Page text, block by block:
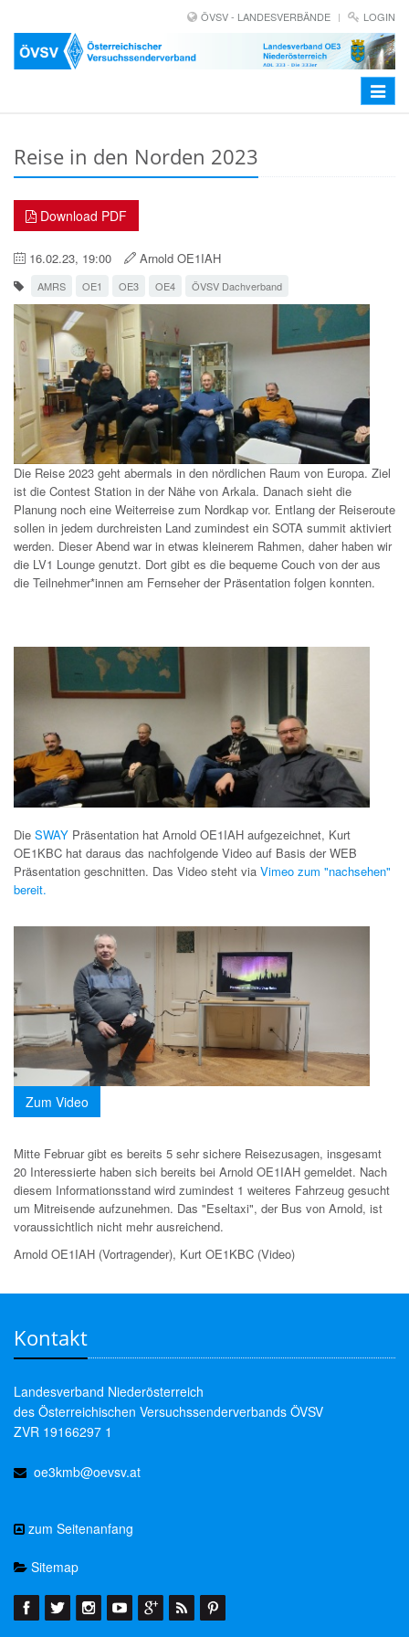
ÖVSV - LANDESVERBÄNDE LOGIN
Toggle
Reise in den Norden 2023
Download PDF
16.02.23, 19:00 Arnold OE1IAH
AMRS OE1 OE3 OE4 ÖVSV Dachverband
Die Reise 2023 geht abermals in den nördlichen Raum von Europa. Ziel
ist die Contest Station in der Nähe von Arkala. Danach sieht die
Planung noch eine Weiterreise zum Nordkap vor. Entlang der Reiseroute
sollen in jedem durchreisten Land zumindest ein SOTA summit aktiviert
werden. Dieser Abend war in etwas kleinerem Rahmen, daher haben wir
die LV1 Lounge genutzt. Dort gibt es die bequeme Couch von der aus
die Teilnehmer*innen am Fernseher der Präsentation folgen konnten.
Die SWAY Präsentation hat Arnold OE1IAH aufgezeichnet, Kurt
OE1KBC hat daraus das nachfolgende Video auf Basis der WEB
Präsentation geschnitten. Das Video steht via Vimeo zum "nachsehen"
bereit.
Zum Video
Mitte Februar gibt es bereits 5 sehr sichere Reisezusagen, insgesamt
20 Interessierte haben sich bereits bei Arnold OE1IAH gemeldet. Nach
diesem Informationsstand wird zumindest 1 weiteres Fahrzeug gesucht
um Mitreisende aufzunehmen. Das "Eseltaxi", der Bus von Arnold, ist
voraussichtlich nicht mehr ausreichend.
Arnold OE1IAH (Vortragender), Kurt OE1KBC (Video)
Kontakt
Landesverband Niederösterreich
des Österreichischen Versuchssenderverbands ÖVSV
ZVR 19166297 1
oe3kmb@oevsv.at
zum Seitenanfang
Sitemap